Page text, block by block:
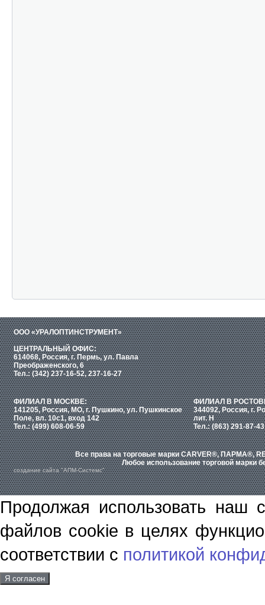
ООО «УРАЛОПТИНСТРУМЕНТ»
ЦЕНТРАЛЬНЫЙ ОФИС:
614068, Россия, г. Пермь, ул. Павла
Преображенского, 6
Тел.: (342) 237-16-52, 237-16-27
ФИЛИАЛ В МОСКВЕ:
141205, Россия, МО, г. Пушкино, ул. Пушкинское
Поле, вл. 10с1, вход 142
Тел.: (499) 608-06-59
ФИЛИАЛ В
344092, Россия, г.
лит. Н
Тел.: (863) 291-87-43
Все права на торговые марки CARVER®, ПАРМА®,
Любое использование торговой марки
создание сайта "АПМ-Системс"
Продолжая использовать наш
файлов cookie в целях
соответствии с политикой
Я согласен